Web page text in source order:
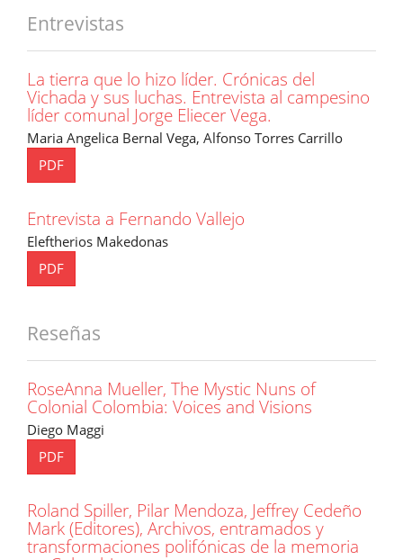
Entrevistas
La tierra que lo hizo líder. Crónicas del
Vichada y sus luchas. Entrevista al campesino
líder comunal Jorge Eliecer Vega.
Maria Angelica Bernal Vega, Alfonso Torres Carrillo
PDF
Entrevista a Fernando Vallejo
Eleftherios Makedonas
PDF
Reseñas
RoseAnna Mueller, The Mystic Nuns of
Colonial Colombia: Voices and Visions
Diego Maggi
PDF
Roland Spiller, Pilar Mendoza, Jeffrey Cedeño
Mark (Editores), Archivos, entramados y
transformaciones polifónicas de la memoria